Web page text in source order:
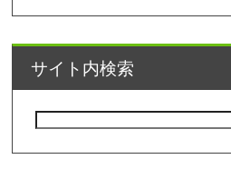
サイト内検索